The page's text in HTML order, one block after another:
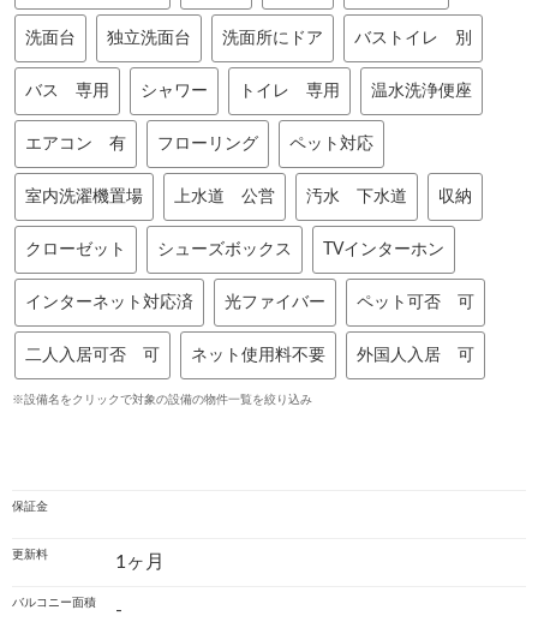
洗面台 独立洗面台 洗面所にドア バストイレ 別
バス 専用 シャワー トイレ 専用 温水洗浄便座
エアコン 有 フローリング ペット対応
室内洗濯機置場 上水道 公営 汚水 下水道 収納
クローゼット シューズボックス TVインターホン
インターネット対応済 光ファイバー ペット可否 可
二人入居可否 可 ネット使用料不要 外国人入居 可
※設備名をクリックで対象の設備の物件一覧を絞り込み
保証金
更新料 1ヶ月
バルコニー面積 -